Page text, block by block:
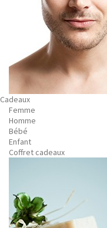
Cadeaux
Femme
Homme
Bébé
Enfant
Coffret cadeaux